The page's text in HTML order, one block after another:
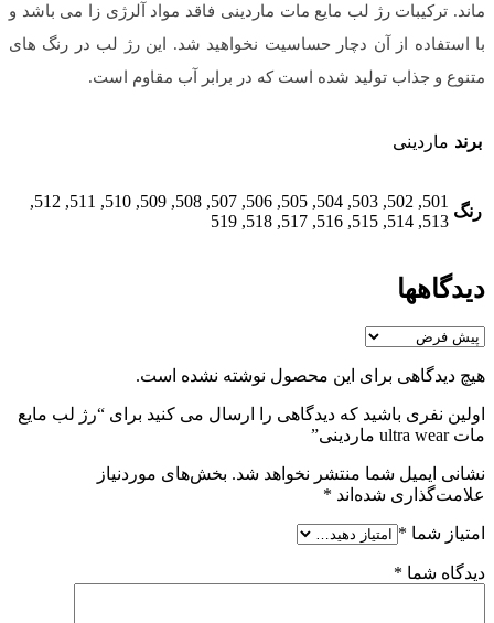
ماند. ترکیبات رژ لب مایع مات ماردینی فاقد مواد آلرژی زا می باشد و
با استفاده از آن دچار حساسیت نخواهید شد. این رژ لب در رنگ های
متنوع و جذاب تولید شده است که در برابر آب مقاوم است.
برند ماردینی
رنگ
501, 502, 503, 504, 505, 506, 507, 508, 509, 510, 511, 512,
513, 514, 515, 516, 517, 518, 519
دیدگاهها
هیچ دیدگاهی برای این محصول نوشته نشده است.
اولین نفری باشید که دیدگاهی را ارسال می کنید برای “رژ لب مایع
مات ultra wear ماردینی”
نشانی ایمیل شما منتشر نخواهد شد. بخش‌های موردنیاز
علامت‌گذاری شده‌اند *
امتیاز شما *
دیدگاه شما *